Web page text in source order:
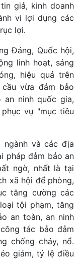
giả, kinh doanh
vi lợi dụng các
lợi.
Đảng, Quốc hội,
linh hoạt, sáng
hiệu quả trên
vừa đảm bảo
an ninh quốc gia,
vụ "mục tiêu
ngành và các địa
pháp đảm bảo an
ngờ, nhất là tại
xã hội để phòng,
tăng cường các
tội phạm, tăng
an toàn, an ninh
tác bảo đảm
chống cháy, nổ.
giảm, tỷ lệ điều